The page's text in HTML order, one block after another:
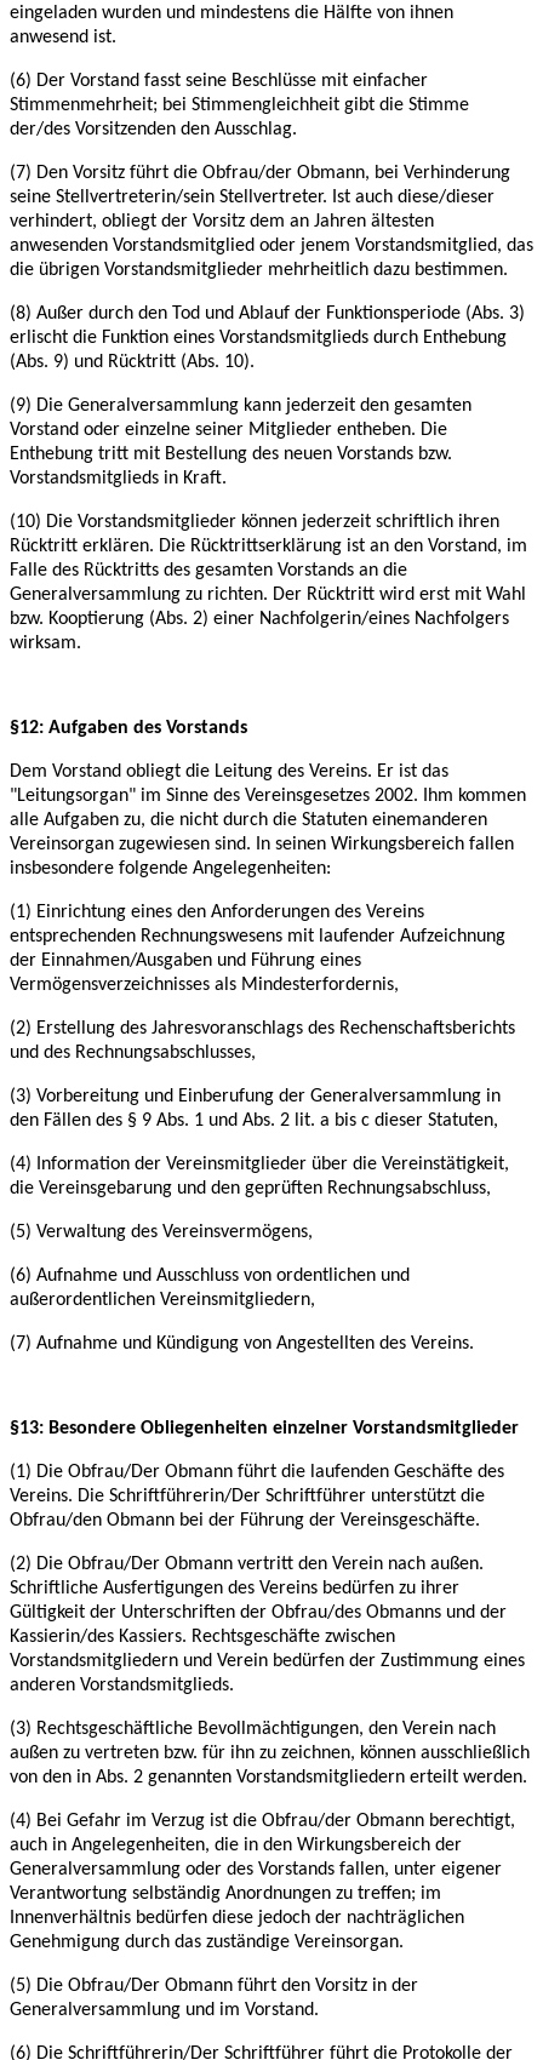
eingeladen wurden und mindestens die Hälfte von ihnen
anwesend ist.
(6) Der Vorstand fasst seine Beschlüsse mit einfacher
Stimmenmehrheit; bei Stimmengleichheit gibt die Stimme
der/des Vorsitzenden den Ausschlag.
(7) Den Vorsitz führt die Obfrau/der Obmann, bei Verhinderung
seine Stellvertreterin/sein Stellvertreter. Ist auch diese/dieser
verhindert, obliegt der Vorsitz dem an Jahren ältesten
anwesenden Vorstandsmitglied oder jenem Vorstandsmitglied, das
die übrigen Vorstandsmitglieder mehrheitlich dazu bestimmen.
(8) Außer durch den Tod und Ablauf der Funktionsperiode (Abs. 3)
erlischt die Funktion eines Vorstandsmitglieds durch Enthebung
(Abs. 9) und Rücktritt (Abs. 10).
(9) Die Generalversammlung kann jederzeit den gesamten
Vorstand oder einzelne seiner Mitglieder entheben. Die
Enthebung tritt mit Bestellung des neuen Vorstands bzw.
Vorstandsmitglieds in Kraft.
(10) Die Vorstandsmitglieder können jederzeit schriftlich ihren
Rücktritt erklären. Die Rücktrittserklärung ist an den Vorstand, im
Falle des Rücktritts des gesamten Vorstands an die
Generalversammlung zu richten. Der Rücktritt wird erst mit Wahl
bzw. Kooptierung (Abs. 2) einer Nachfolgerin/eines Nachfolgers
wirksam.
§12: Aufgaben des Vorstands
Dem Vorstand obliegt die Leitung des Vereins. Er ist das
"Leitungsorgan" im Sinne des Vereinsgesetzes 2002. Ihm kommen
alle Aufgaben zu, die nicht durch die Statuten einemanderen
Vereinsorgan zugewiesen sind. In seinen Wirkungsbereich fallen
insbesondere folgende Angelegenheiten:
(1) Einrichtung eines den Anforderungen des Vereins
entsprechenden Rechnungswesens mit laufender Aufzeichnung
der Einnahmen/Ausgaben und Führung eines
Vermögensverzeichnisses als Mindesterfordernis,
(2) Erstellung des Jahresvoranschlags des Rechenschaftsberichts
und des Rechnungsabschlusses,
(3) Vorbereitung und Einberufung der Generalversammlung in
den Fällen des § 9 Abs. 1 und Abs. 2 lit. a bis c dieser Statuten,
(4) Information der Vereinsmitglieder über die Vereinstätigkeit,
die Vereinsgebarung und den geprüften Rechnungsabschluss,
(5) Verwaltung des Vereinsvermögens,
(6) Aufnahme und Ausschluss von ordentlichen und
außerordentlichen Vereinsmitgliedern,
(7) Aufnahme und Kündigung von Angestellten des Vereins.
§13: Besondere Obliegenheiten einzelner Vorstandsmitglieder
(1) Die Obfrau/Der Obmann führt die laufenden Geschäfte des
Vereins. Die Schriftführerin/Der Schriftführer unterstützt die
Obfrau/den Obmann bei der Führung der Vereinsgeschäfte.
(2) Die Obfrau/Der Obmann vertritt den Verein nach außen.
Schriftliche Ausfertigungen des Vereins bedürfen zu ihrer
Gültigkeit der Unterschriften der Obfrau/des Obmanns und der
Kassierin/des Kassiers. Rechtsgeschäfte zwischen
Vorstandsmitgliedern und Verein bedürfen der Zustimmung eines
anderen Vorstandsmitglieds.
(3) Rechtsgeschäftliche Bevollmächtigungen, den Verein nach
außen zu vertreten bzw. für ihn zu zeichnen, können ausschließlich
von den in Abs. 2 genannten Vorstandsmitgliedern erteilt werden.
(4) Bei Gefahr im Verzug ist die Obfrau/der Obmann berechtigt,
auch in Angelegenheiten, die in den Wirkungsbereich der
Generalversammlung oder des Vorstands fallen, unter eigener
Verantwortung selbständig Anordnungen zu treffen; im
Innenverhältnis bedürfen diese jedoch der nachträglichen
Genehmigung durch das zuständige Vereinsorgan.
(5) Die Obfrau/Der Obmann führt den Vorsitz in der
Generalversammlung und im Vorstand.
(6) Die Schriftführerin/Der Schriftführer führt die Protokolle der